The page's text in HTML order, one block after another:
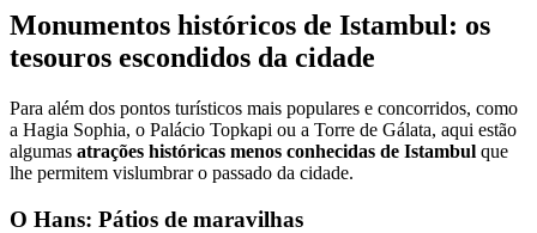
Monumentos históricos de Istambul: os
tesouros escondidos da cidade
Para além dos pontos turísticos mais populares e concorridos, como
a Hagia Sophia, o Palácio Topkapi ou a Torre de Gálata, aqui estão
algumas atrações históricas menos conhecidas de Istambul que
lhe permitem vislumbrar o passado da cidade.
O Hans: Pátios de maravilhas